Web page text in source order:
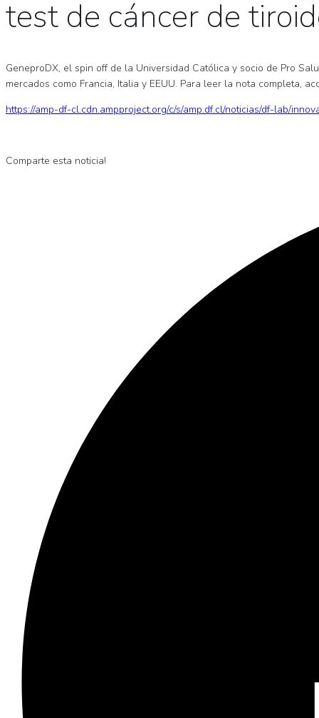
test de cáncer de
GeneproDX, el spin off de la Universidad Católica y socio de Pro
mercados como Francia, Italia y EEUU. Para leer la nota completa,
https://amp-df-cl.cdn.ampproject.org/c/s/amp.df.cl/noticias/df-lab/
Comparte esta noticia!